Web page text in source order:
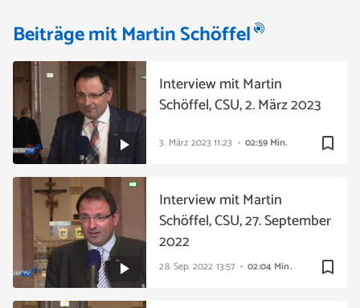
Beiträge mit Martin Schöffel
bookmark_border
3. März 202311:23 02:59 Min.
Interview mit Martin
Schöffel, CSU, 2. März 2023
bookmark_border
28. Sep. 2022 13:57 02:04 Min.
Interview mit Martin
Schöffel, CSU, 27. September
2022